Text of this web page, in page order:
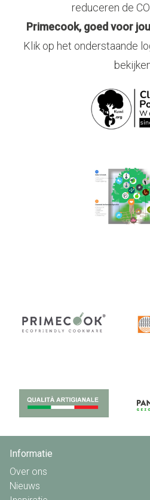
reduceren de
Primecook, goed voor
Klik op het onderstaande
Informatie
Over ons
Nieuws